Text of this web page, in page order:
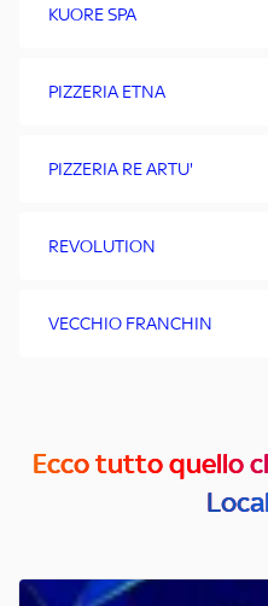
KUORE SPA
PIZZERIA ETNA
PIZZERIA RE ARTU'
REVOLUTION
VECCHIO FRANCHIN
Ecco tutto quello